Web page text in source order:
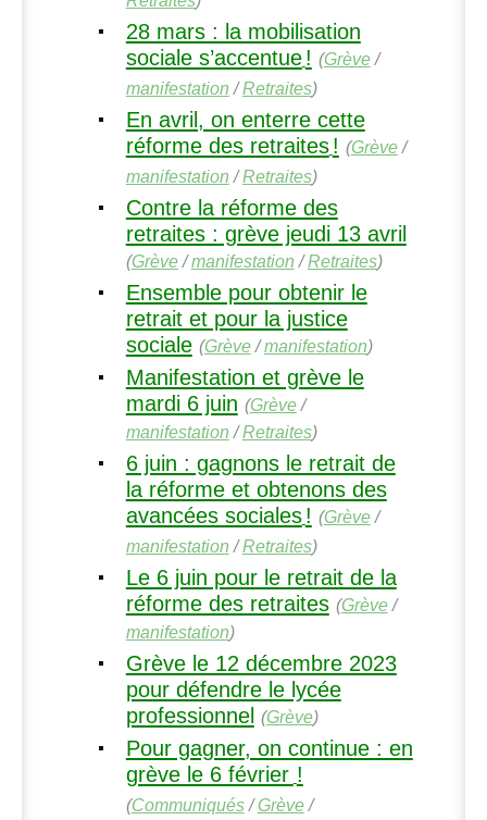
28 mars : la mobilisation
sociale s’accentue! (Grève/
manifestation /Retraites)
En avril, on enterre cette
réforme des retraites! (Grève/
manifestation /Retraites)
Contre la réforme des
retraites : grève jeudi 13 avril
(Grève/manifestation /Retraites)
Ensemble pour obtenir le
retrait et pour la justice
sociale (Grève/manifestation)
Manifestation et grève le
mardi 6 juin (Grève/
manifestation /Retraites)
6 juin : gagnons le retrait de
la réforme et obtenons des
avancées sociales! (Grève/
manifestation /Retraites)
Le 6 juin pour le retrait de la
réforme des retraites (Grève/
manifestation)
Grève le 12 décembre 2023
pour défendre le lycée
professionnel (Grève)
Pour gagner, on continue : en
grève le 6 février !
(Communiqués/Grève/